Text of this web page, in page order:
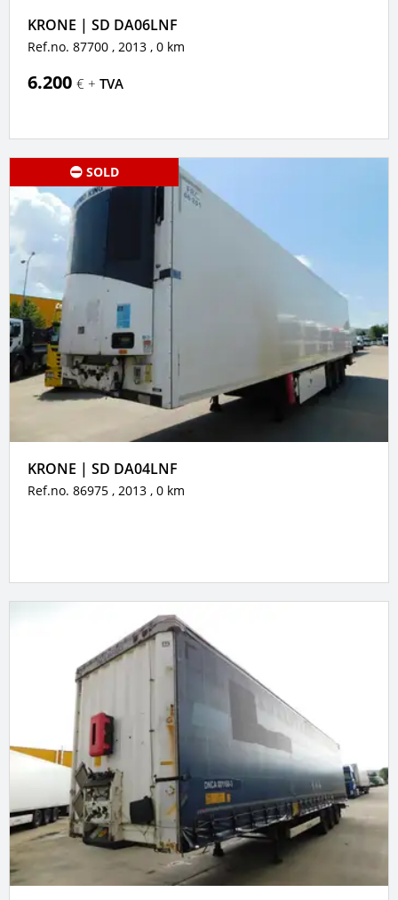
KRONE | SD DA06LNF
Ref.no. 87700 , 2013 , 0 km
6.200 € + TVA
SOLD
KRONE | SD DA04LNF
Ref.no. 86975 , 2013 , 0 km